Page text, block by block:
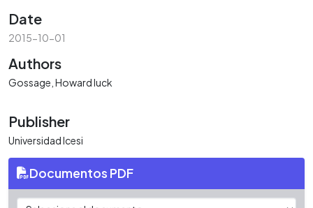
Date
2015-10-01
Authors
Gossage, Howard luck
Publisher
Universidad Icesi
Documentos PDF